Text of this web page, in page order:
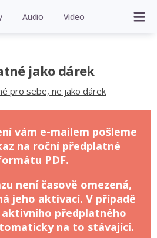
Audio Video
jako dárek
pro sebe, ne jako dárek
vám e-mailem pošleme
na roční předplatné
PDF.
není časově omezená,
jeho aktivací. V případě
předplatného
na to stávající.